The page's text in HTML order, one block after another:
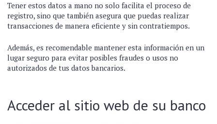
Tener estos datos a mano no solo facilita el proceso de
registro, sino que también asegura que puedas realizar
transacciones de manera eficiente y sin contratiempos.
Además, es recomendable mantener esta información en un
lugar seguro para evitar posibles fraudes o usos no
autorizados de tus datos bancarios.
Acceder al sitio web de su banco